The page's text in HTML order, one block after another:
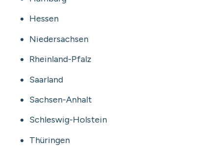
Hessen
Niedersachsen
Rheinland-Pfalz
Saarland
Sachsen-Anhalt
Schleswig-Holstein
Thüringen